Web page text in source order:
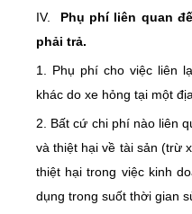
IV. Phụ phí liên quan
phải trả.
1. Phụ phí cho việc liên
khác do xe hỏng tại một
2. Bất cứ chi phí nào liên
và thiệt hại về tài sản (trừ
thiệt hại trong việc kinh
dụng trong suốt thời gian